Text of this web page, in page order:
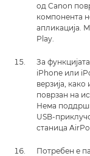
од Canon
компонента
апликација.
Play.
За
iPhone или
верзија,
поврзан на
Нема
USB-
станица
Потребен е